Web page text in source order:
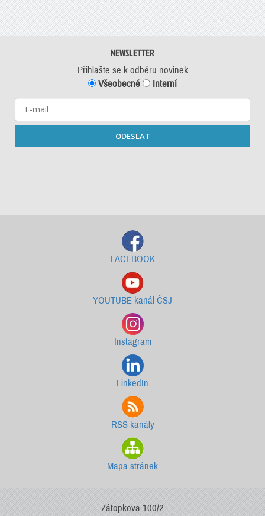
NEWSLETTER
Přihlašte se k odběru novinek
Všeobecné
Interní
ODESLAT
FACEBOOK
YOUTUBE kanál ČSJ
Instagram
LinkedIn
RSS kanály
Mapa stránek
Zátopkova 100/2